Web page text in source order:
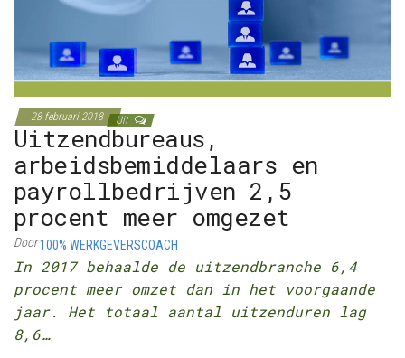
28 februari 2018 Uit
Uitzendbureaus,
arbeidsbemiddelaars en
payrollbedrijven 2,5
procent meer omgezet
Door100% WERKGEVERSCOACH
In 2017 behaalde de uitzendbranche 6,4
procent meer omzet dan in het voorgaande
jaar. Het totaal aantal uitzenduren lag
8,6…